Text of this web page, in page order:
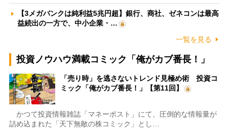
【3メガバンクは純利益5兆円超】銀行、商社、ゼネコンは最高
益続出の一方で、中小企業・…
一覧を見る
投資ノウハウ満載コミック「俺がカブ番長！」
「売り時」を逃さないトレンド見極め術 投資コ
ミック「俺がカブ番長！」【第11回】
かつて投資情報雑誌「マネーポスト」にて、圧倒的な情報量が
詰め込まれた「天下無敵の株コミック」とし…